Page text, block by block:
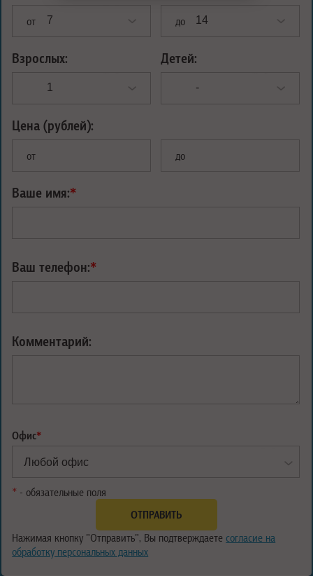
от до
Взрослых: Детей:
Цена (рублей):
от до
Ваше имя:*
Ваш телефон:*
Комментарий:
Офис*
* - обязательные поля
Нажимая кнопку "Отправить", Вы подтверждаете согласие на
обработку персональных данных